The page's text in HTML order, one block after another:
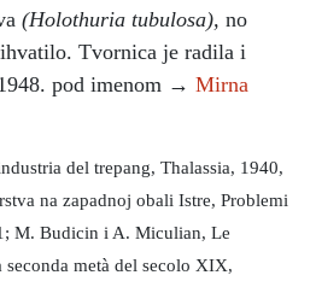
(Holothuria tubulosa), no
Tvornica je radila i
pod imenom → Mirna
del trepang, Thalassia, 1940,
na zapadnoj obali Istre, Problemi
M. Budicin i A. Miculian, Le
metà del secolo XIX,